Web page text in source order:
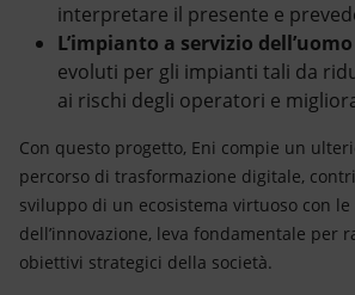
interpretare il presente e
L’impianto a servizio dell’uomo
evoluti per gli impianti tali da
ai rischi degli operatori e
Con questo progetto, Eni compie un
percorso di trasformazione digitale,
sviluppo di un ecosistema virtuoso con
dell’innovazione, leva fondamentale per
obiettivi strategici della società.